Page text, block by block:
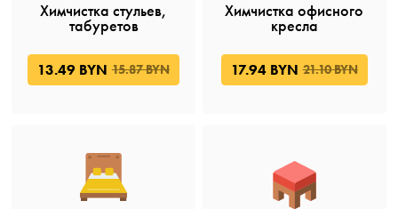
Химчистка стульев,
табуретов
13.49 BYN 15.87 BYN
Химчистка офисного
кресла
17.94 BYN 21.10 BYN